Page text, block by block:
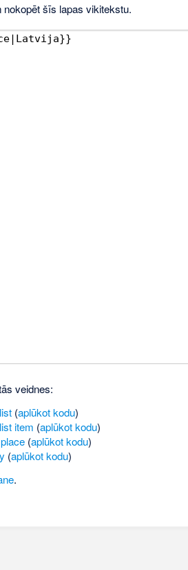
nokopēt šīs lapas vikitekstu.
veidnes:
(aplūkot kodu)
item (aplūkot kodu)
(aplūkot kodu)
(aplūkot kodu)
.